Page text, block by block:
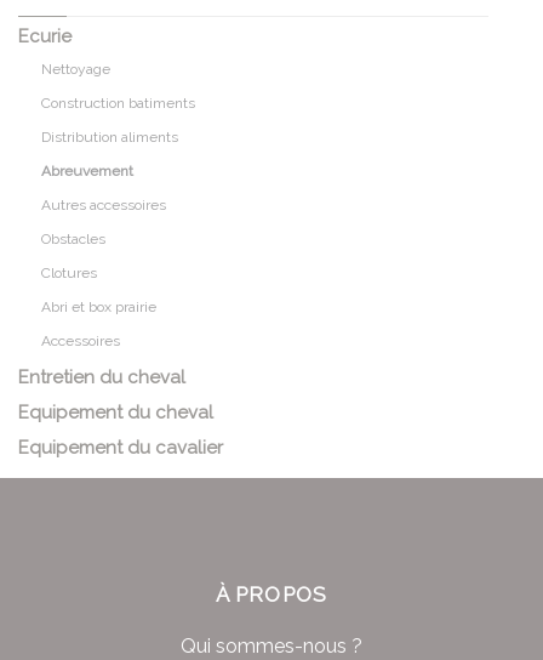
Ecurie
Nettoyage
Construction batiments
Distribution aliments
Abreuvement
Autres accessoires
Obstacles
Clotures
Abri et box prairie
Accessoires
Entretien du cheval
Equipement du cheval
Equipement du cavalier
À PROPOS
Qui sommes-nous ?